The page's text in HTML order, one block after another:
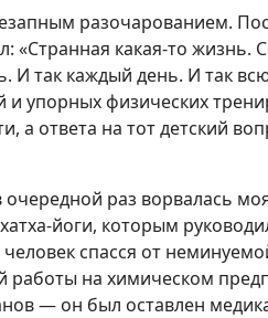
разочарованием.
какая-то жизнь.
И так каждый день. И так
и упорных физических
а ответа на тот детский
раз ворвалась
йоги, которым
спасся от
работы на химическом
— он был оставлен